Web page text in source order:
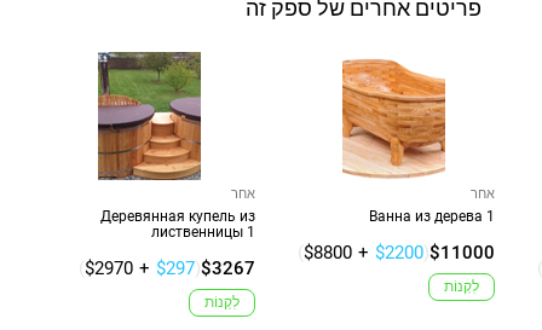
פריטים אחרים של ספק זה
אחר
Деревянная купель из
лиственницы 1
$3267
($2970 + $297)
לִקְנוֹת
אחר
Ванна из дерева 1
$11000
($8800 + $2200)
לִקְנוֹת
(